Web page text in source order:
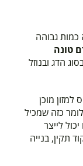
כמות גבוהה
גרם טונה
הדג ובנוזל
מוכן
כזה שמכיל
לייצר
תקין, בנייה